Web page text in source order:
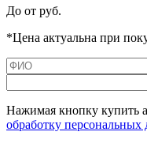
До от руб.
*Цена актуальна при
Нажимая кнопку купить
обработку персональных